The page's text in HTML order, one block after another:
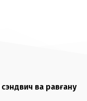
ва равғану